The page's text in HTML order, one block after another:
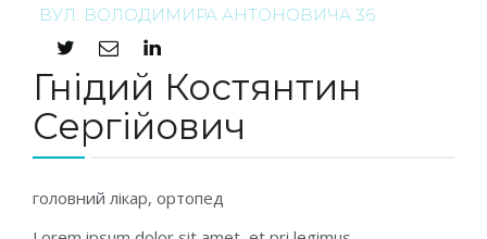
ВУЛ. ВОЛОДИМИРА АНТОНОВИЧА 36
Гнідий Костянтин
Сергійович
головний лікар, ортопед